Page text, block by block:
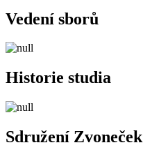
Vedení sborů
Historie studia
Sdružení Zvoneček